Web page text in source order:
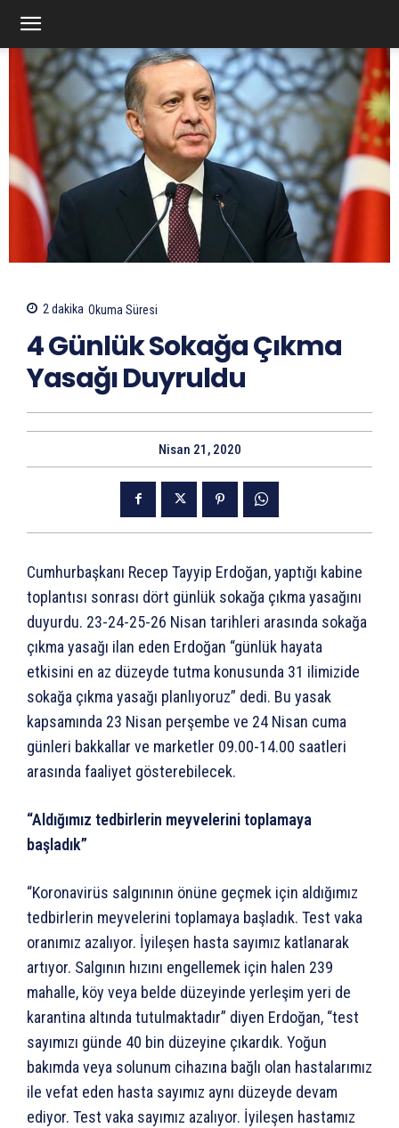
2dakika Okuma Süresi
4 Günlük Sokağa Çıkma
Yasağı Duyruldu
Nisan 21, 2020
Cumhurbaşkanı Recep Tayyip Erdoğan, yaptığı kabine
toplantısı sonrası dört günlük sokağa çıkma yasağını
duyurdu. 23-24-25-26 Nisan tarihleri arasında sokağa
çıkma yasağı ilan eden Erdoğan “günlük hayata
etkisini en az düzeyde tutma konusunda 31 ilimizide
sokağa çıkma yasağı planlıyoruz” dedi. Bu yasak
kapsamında 23 Nisan perşembe ve 24 Nisan cuma
günleri bakkallar ve marketler 09.00-14.00 saatleri
arasında faaliyet gösterebilecek.
“Aldığımız tedbirlerin meyvelerini toplamaya
başladık”
“Koronavirüs salgınının önüne geçmek için aldığımız
tedbirlerin meyvelerini toplamaya başladık. Test vaka
oranımız azalıyor. İyileşen hasta sayımız katlanarak
artıyor. Salgının hızını engellemek için halen 239
mahalle, köy veya belde düzeyinde yerleşim yeri de
karantina altında tutulmaktadır” diyen Erdoğan, “test
sayımızı günde 40 bin düzeyine çıkardık. Yoğun
bakımda veya solunum cihazına bağlı olan hastalarımız
ile vefat eden hasta sayımız aynı düzeyde devam
ediyor. Test vaka sayımız azalıyor. İyileşen hastamız